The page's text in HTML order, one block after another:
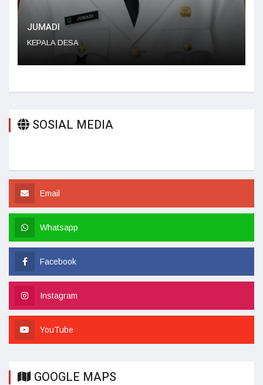
YEMI JEPISA, S.KOM
SEKRETARIS DESA
SOSIAL MEDIA
Email
Whatsapp
Facebook
Instagram
YouTube
GOOGLE MAPS